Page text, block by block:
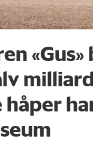
håper